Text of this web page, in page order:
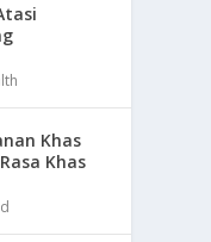
Khas
Khas